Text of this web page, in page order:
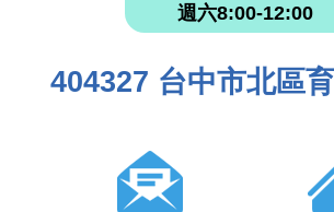
週六8:00-12:00
404327 台中市北區